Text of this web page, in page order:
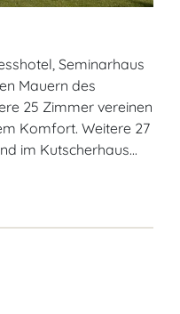
Seminarhaus
Mauern des
25 Zimmer vereinen
Komfort. Weitere 27
im Kutscherhaus...